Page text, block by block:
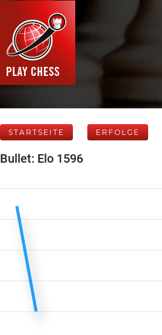
STARTSEITE ERFOLGE
Bullet: Elo 1596